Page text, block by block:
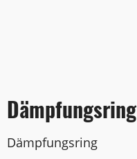
Dämpfungsring
Dämpfungsring